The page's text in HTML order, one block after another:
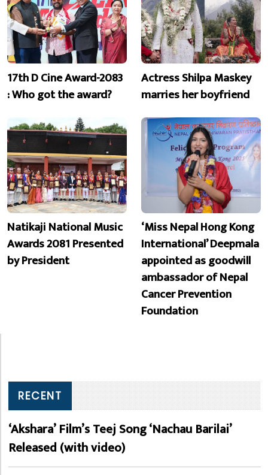
17th D Cine Award-2083
: Who got the award?
Actress Shilpa Maskey
marries her boyfriend
Natikaji National Music
Awards 2081 Presented
by President
‘Miss Nepal Hong Kong
International’ Deepmala
appointed as goodwill
ambassador of Nepal
Cancer Prevention
Foundation
RECENT
‘Akshara’ Film’s Teej Song ‘Nachau Barilai’
Released (with video)